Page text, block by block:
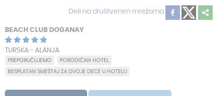
Deli na društvenim mrežama
BEACH CLUB DOGANAY
TURSKA - ALANJA
PREPORUČUJEMO PORODIČAN HOTEL
BESPLATAN SMEŠTAJ ZA DVOJE DECE U HOTELU